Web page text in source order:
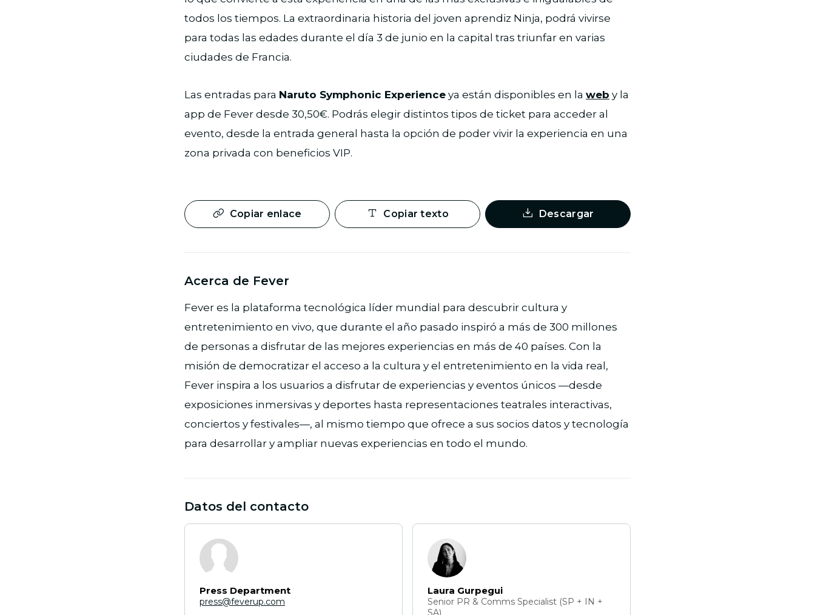
todos los tiempos. La extraordinaria historia del joven aprendiz Ninja, podrá vivirse
para todas las edades durante el día 3 de junio en la capital tras triunfar en varias
ciudades de Francia.
Las entradas para Naruto Symphonic Experience ya están disponibles en la web y la
app de Fever desde 30,50€. Podrás elegir distintos tipos de ticket para acceder al
evento, desde la entrada general hasta la opción de poder vivir la experiencia en una
zona privada con beneficios VIP.
Copiar enlace Copiar texto Descargar
Acerca de Fever
Fever es la plataforma tecnológica líder mundial para descubrir cultura y
entretenimiento en vivo, que durante el año pasado inspiró a más de 300 millones
de personas a disfrutar de las mejores experiencias en más de 40 países. Con la
misión de democratizar el acceso a la cultura y el entretenimiento en la vida real,
Fever inspira a los usuarios a disfrutar de experiencias y eventos únicos —desde
exposiciones inmersivas y deportes hasta representaciones teatrales interactivas,
conciertos y festivales—, al mismo tiempo que ofrece a sus socios datos y tecnología
para desarrollar y ampliar nuevas experiencias en todo el mundo.
Datos del contacto
Press Department
press@feverup.com
Laura Gurpegui
Senior PR & Comms Specialist (SP + IN +
SA)